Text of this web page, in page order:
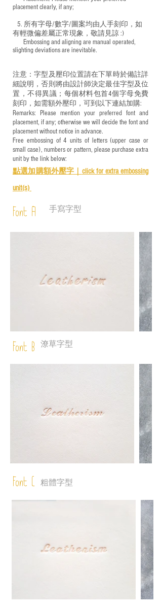
placement clearly, if any;
5. 所有字母/數字/圖案均由人手刻印，如
有輕微偏差屬正常現象，敬請見諒 :)
​ Embossing and aligning are manual operated,
slighting deviations are inevitable.
注意：字型及壓印位置請在下單時於備註詳
細說明，否則將由設計師決定最佳字型及位
置，不得異議；每個材料包首4個字母免費
刻印，如需額外壓印，可到以下連結加購:
Remarks: Please mention your preferred font and
placement, if any; otherwise we will decide the font and
placement without notice in advance.
Free embossing of 4 units of letters (upper case or
small case), numbers or pattern, please purchase extra
unit by the link below:
點選加購額外壓字｜ click for extra embossing
unit(s)
Font A 手寫字型
Font B 潦草字型
Font C 粗體字型